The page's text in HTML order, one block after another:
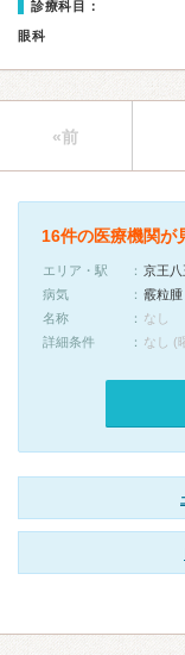
診療科目：
眼科
«前
16件の医療機関が
エリア・駅
京王八
病気
霰粒腫
名称
なし
詳細条件
なし (